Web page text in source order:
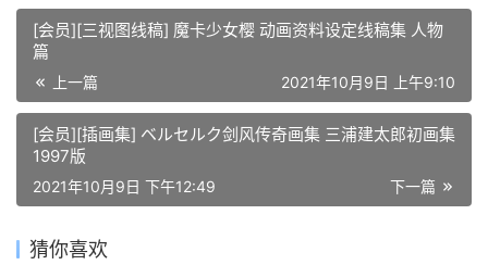
[会员][三视图线稿] 魔卡少女樱 动画资料设定线稿集 人物
篇
上一篇 2021年10月9日 上午9:10
[会员][插画集] ベルセルク剑风传奇画集 三浦建太郎初画集
1997版
下一篇
2021年10月9日 下午12:49
猜你喜欢